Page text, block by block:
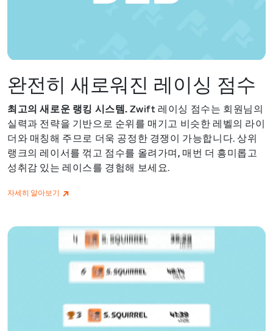
완전히 새로워진 레이싱 점수
최고의 새로운 랭킹 시스템. Zwift 레이싱 점수는 회원님의
실력과 전략을 기반으로 순위를 매기고 비슷한 레벨의 라이
더와 매칭해 주므로 더욱 공정한 경쟁이 가능합니다. 상위
랭크의 레이서를 꺾고 점수를 올려가며, 매번 더 흥미롭고
성취감 있는 레이스를 경험해 보세요.
자세히 알아보기